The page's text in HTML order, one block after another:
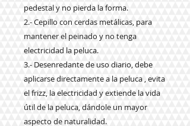
pedestal y no pierda la forma.
2.- Cepillo con cerdas metálicas, para
mantener el peinado y no tenga
electricidad la peluca.
3.- Desenredante de uso diario, debe
aplicarse directamente a la peluca , evita
el frizz, la electricidad y extiende la vida
útil de la peluca, dándole un mayor
aspecto de naturalidad.